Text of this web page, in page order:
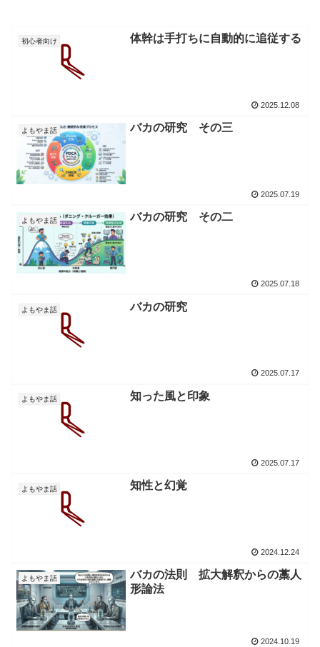
初心者向け 体幹は手打ちに自動的に追従する
2025.12.08
よもやま話 バカの研究 その三
2025.07.19
よもやま話 バカの研究 その二
2025.07.18
よもやま話 バカの研究
2025.07.17
よもやま話 知った風と印象
2025.07.17
よもやま話 知性と幻覚
2024.12.24
よもやま話
バカの法則 拡大解釈からの藁人
形論法
2024.10.19